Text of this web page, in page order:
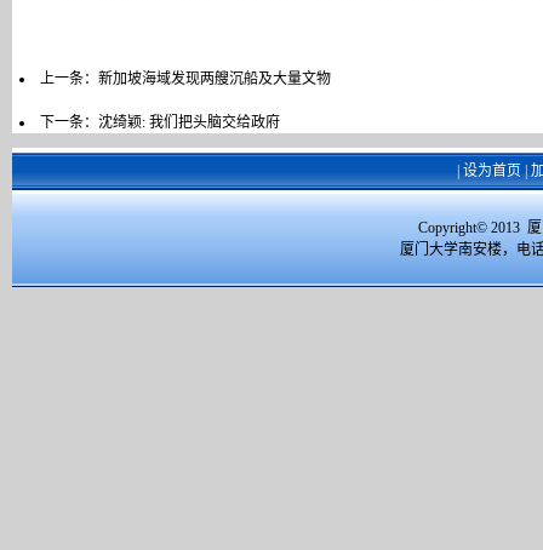
上一条： 新加坡海域发现两艘沉船及大量文物
下一条： 沈绮颖: 我们把头脑交给政府
设为首页
Copyright© 2013
厦门大学南安楼，电